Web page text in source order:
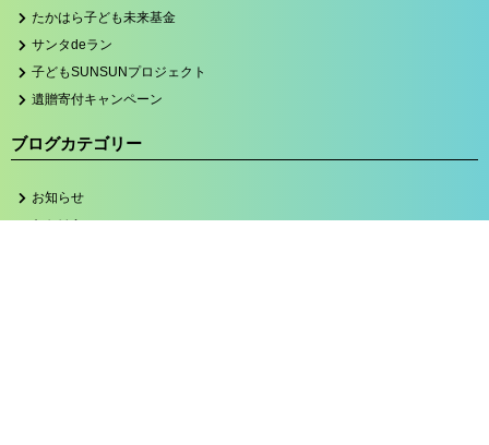
たかはら子ども未来基金
サンタdeラン
子どもSUNSUNプロジェクト
遺贈寄付キャンペーン
ブログカテゴリー
お知らせ
たかはら